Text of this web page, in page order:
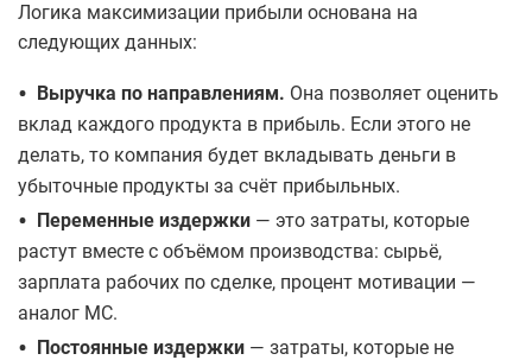
Логика максимизации прибыли основана на
следующих данных:
• Выручка по направлениям. Она позволяет оценить
вклад каждого продукта в прибыль. Если этого не
делать, то компания будет вкладывать деньги в
убыточные продукты за счёт прибыльных.
• Переменные издержки — это затраты, которые
растут вместе с объёмом производства: сырьё,
зарплата рабочих по сделке, процент мотивации —
аналог МС.
• Постоянные издержки — затраты, которые не